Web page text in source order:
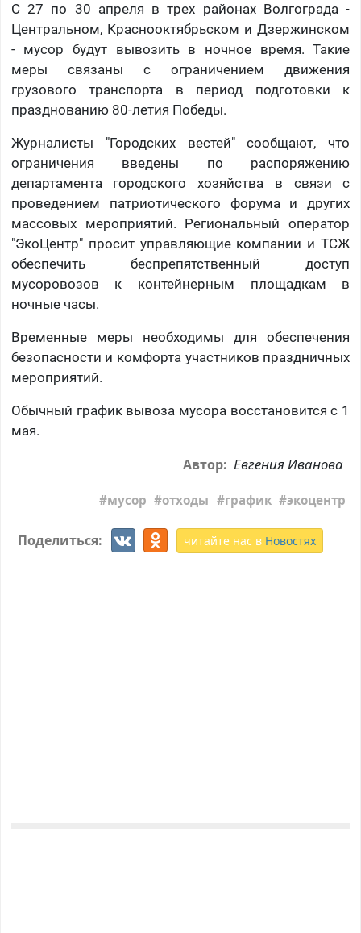
С 27 по 30 апреля в трех районах Волгограда -
Центральном, Краснооктябрьском и Дзержинском
- мусор будут вывозить в ночное время. Такие
меры связаны с ограничением движения
грузового транспорта в период подготовки к
празднованию 80-летия Победы.
Журналисты "Городских вестей" сообщают, что
ограничения введены по распоряжению
департамента городского хозяйства в связи с
проведением патриотического форума и других
массовых мероприятий. Региональный оператор
"ЭкоЦентр" просит управляющие компании и ТСЖ
обеспечить беспрепятственный доступ
мусоровозов к контейнерным площадкам в
ночные часы.
Временные меры необходимы для обеспечения
безопасности и комфорта участников праздничных
мероприятий.
Обычный график вывоза мусора восстановится с 1
мая.
Автор: Евгения Иванова
мусор отходы график экоцентр
Поделиться: читайте нас в Новостях